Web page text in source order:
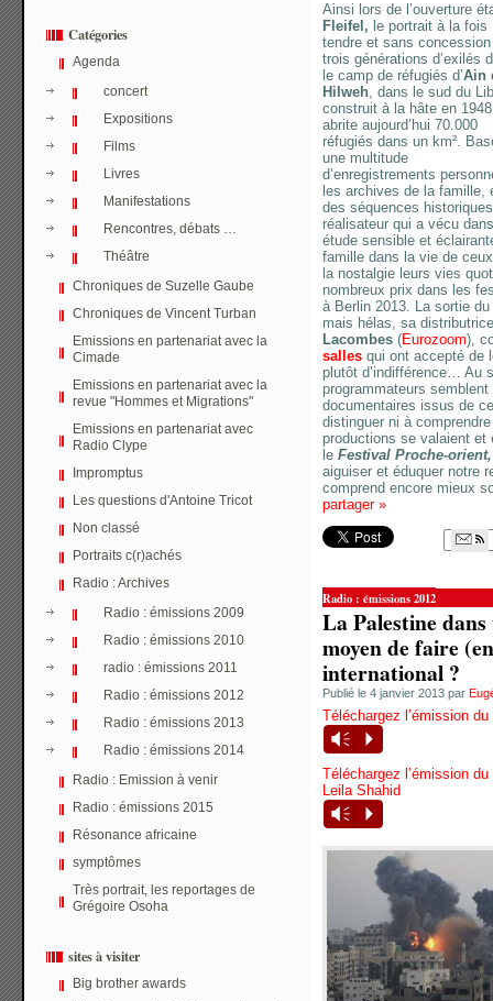
Catégories
Agenda
concert
Expositions
Films
Livres
Manifestations
Rencontres, débats …
Théâtre
Chroniques de Suzelle Gaube
Chroniques de Vincent Turban
Emissions en partenariat avec la
Cimade
Emissions en partenariat avec la
revue "Hommes et Migrations"
Emissions en partenariat avec
Radio Clype
Impromptus
Les questions d'Antoine Tricot
Non classé
Portraits c(r)achés
Radio : Archives
Radio : émissions 2009
Radio : émissions 2010
radio : émissions 2011
Radio : émissions 2012
Radio : émissions 2013
Radio : émissions 2014
Radio : Emission à venir
Radio : émissions 2015
Résonance africaine
symptômes
Très portrait, les reportages de
Grégoire Osoha
sites à visiter
Big brother awards
Ainsi lors de l’ouverture
Fleifel, le portrait à la fois
tendre et sans
trois générations d’exilés
le camp de réfugiés d’Ain
Hilweh, dans le sud du
construit à la hâte en
abrite aujourd’hui 70.000
réfugiés dans un km².
une multitude
d’enregistrements
les archives de la famille,
des séquences
réalisateur qui a vécu
étude sensible et
famille dans la vie de
la nostalgie leurs vies
nombreux prix dans les
à Berlin 2013. La sortie
mais hélas, sa
Lacombes (Eurozoom),
salles qui ont accepté de
plutôt d’indifférence… Au
programmateurs
documentaires issus de
distinguer ni à
productions se valaient
le Festival Proche-
aiguiser et éduquer notre
comprend encore mieux
partager »
Radio : émissions 2012
La Palestine
moyen de faire
international ?
Publié le 4 janvier 2013 par
Téléchargez l’émission
Vm P
Téléchargez l’émission
Leila Shahid
Vm P